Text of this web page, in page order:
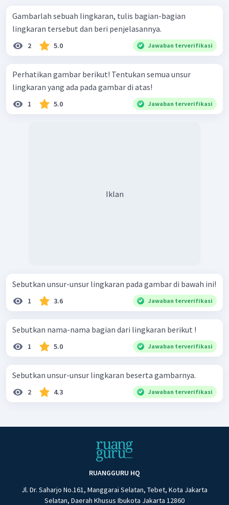
Gambarlah sebuah lingkaran, tulis bagian-bagian
lingkaran tersebut dan beri penjelasannya.
2 5.0 Jawaban terverifikasi
Perhatikan gambar berikut! Tentukan semua unsur
lingkaran yang ada pada gambar di atas!
1 5.0 Jawaban terverifikasi
Iklan
Sebutkan unsur-unsur lingkaran pada gambar di bawah ini!
1 3.6 Jawaban terverifikasi
Sebutkan nama-nama bagian dari lingkaran berikut !
1 5.0 Jawaban terverifikasi
Sebutkan unsur-unsur lingkaran beserta gambarnya.
2 4.3 Jawaban terverifikasi
RUANGGURU HQ
Jl. Dr. Saharjo No.161, Manggarai Selatan, Tebet, Kota Jakarta
Selatan, Daerah Khusus Ibukota Jakarta 12860